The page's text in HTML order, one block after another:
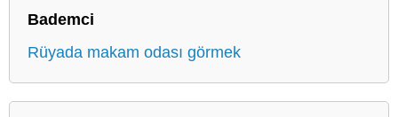
Bademci
Rüyada makam odası görmek